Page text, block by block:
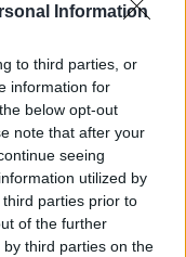
Information
to third parties, or
information for
below opt-out
note that after your
seeing
utilized by
parties prior to
of the further
third parties on the